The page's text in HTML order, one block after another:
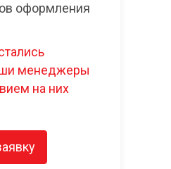
оформления
менеджеры
на них